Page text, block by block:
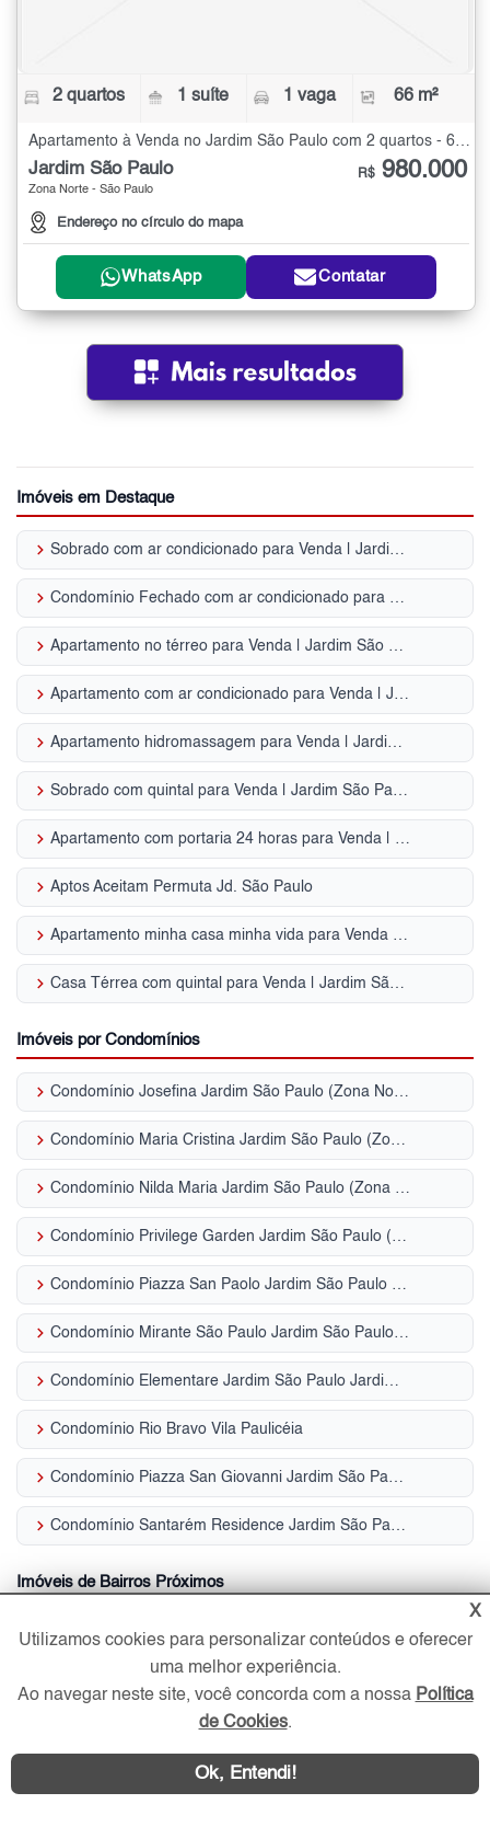
2 quartos 1 suíte 1 vaga 66 m²
Apartamento à Venda no Jardim São Paulo com 2 quartos - 66 m²
Jardim São Paulo
Zona Norte - São Paulo
Endereço no círculo do mapa
R$ 980.000
WhatsApp Contatar
Imóveis em Destaque
keyboard_arrow_right Sobrado com ar condicionado para Venda | Jardim São Paulo
keyboard_arrow_right Condomínio Fechado com ar condicionado para Venda | Jardim São Paulo
keyboard_arrow_right Apartamento no térreo para Venda | Jardim São Paulo
keyboard_arrow_right Apartamento com ar condicionado para Venda | Jardim São Paulo
keyboard_arrow_right Apartamento hidromassagem para Venda | Jardim São Paulo
keyboard_arrow_right Sobrado com quintal para Venda | Jardim São Paulo
keyboard_arrow_right Apartamento com portaria 24 horas para Venda | Jardim São Paulo
keyboard_arrow_right Aptos Aceitam Permuta Jd. São Paulo
keyboard_arrow_right Apartamento minha casa minha vida para Venda | Jardim São Paulo
keyboard_arrow_right Casa Térrea com quintal para Venda | Jardim São Paulo
Imóveis por Condomínios
keyboard_arrow_right Condomínio Josefina Jardim São Paulo (Zona Norte)
keyboard_arrow_right Condomínio Maria Cristina Jardim São Paulo (Zona Norte)
keyboard_arrow_right Condomínio Nilda Maria Jardim São Paulo (Zona Norte)
keyboard_arrow_right Condomínio Privilege Garden Jardim São Paulo (Zona Norte)
keyboard_arrow_right Condomínio Piazza San Paolo Jardim São Paulo (Zona Norte)
keyboard_arrow_right Condomínio Mirante São Paulo Jardim São Paulo (Zona Norte)
keyboard_arrow_right Condomínio Elementare Jardim São Paulo Jardim São Paulo (Zona Norte)
keyboard_arrow_right Condomínio Rio Bravo Vila Paulicéia
keyboard_arrow_right Condomínio Piazza San Giovanni Jardim São Paulo (Zona Norte)
keyboard_arrow_right Condomínio Santarém Residence Jardim São Paulo (Zona Norte)
Imóveis de Bairros Próximos
keyboard_arrow_rightApartamentos Parada Inglesa
Casas Alto de Santana
Casas Parada Inglesa
X
Utilizamos cookies para personalizar conteúdos e oferecer
uma melhor experiência.
Ao navegar neste site, você concorda com a nossa Política
de Cookies.
Ok, Entendi!